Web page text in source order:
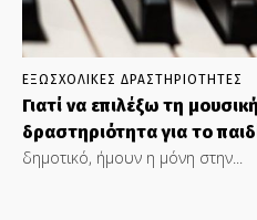
ΕΞΩΣΧΟΛΙΚΕΣ ΔΡΑΣΤΗΡΙΟΤΗΤΕΣ
Γιατί να επιλέξω τη
δραστηριότητα για το
δημοτικό, ήμουν η μόνη στην...